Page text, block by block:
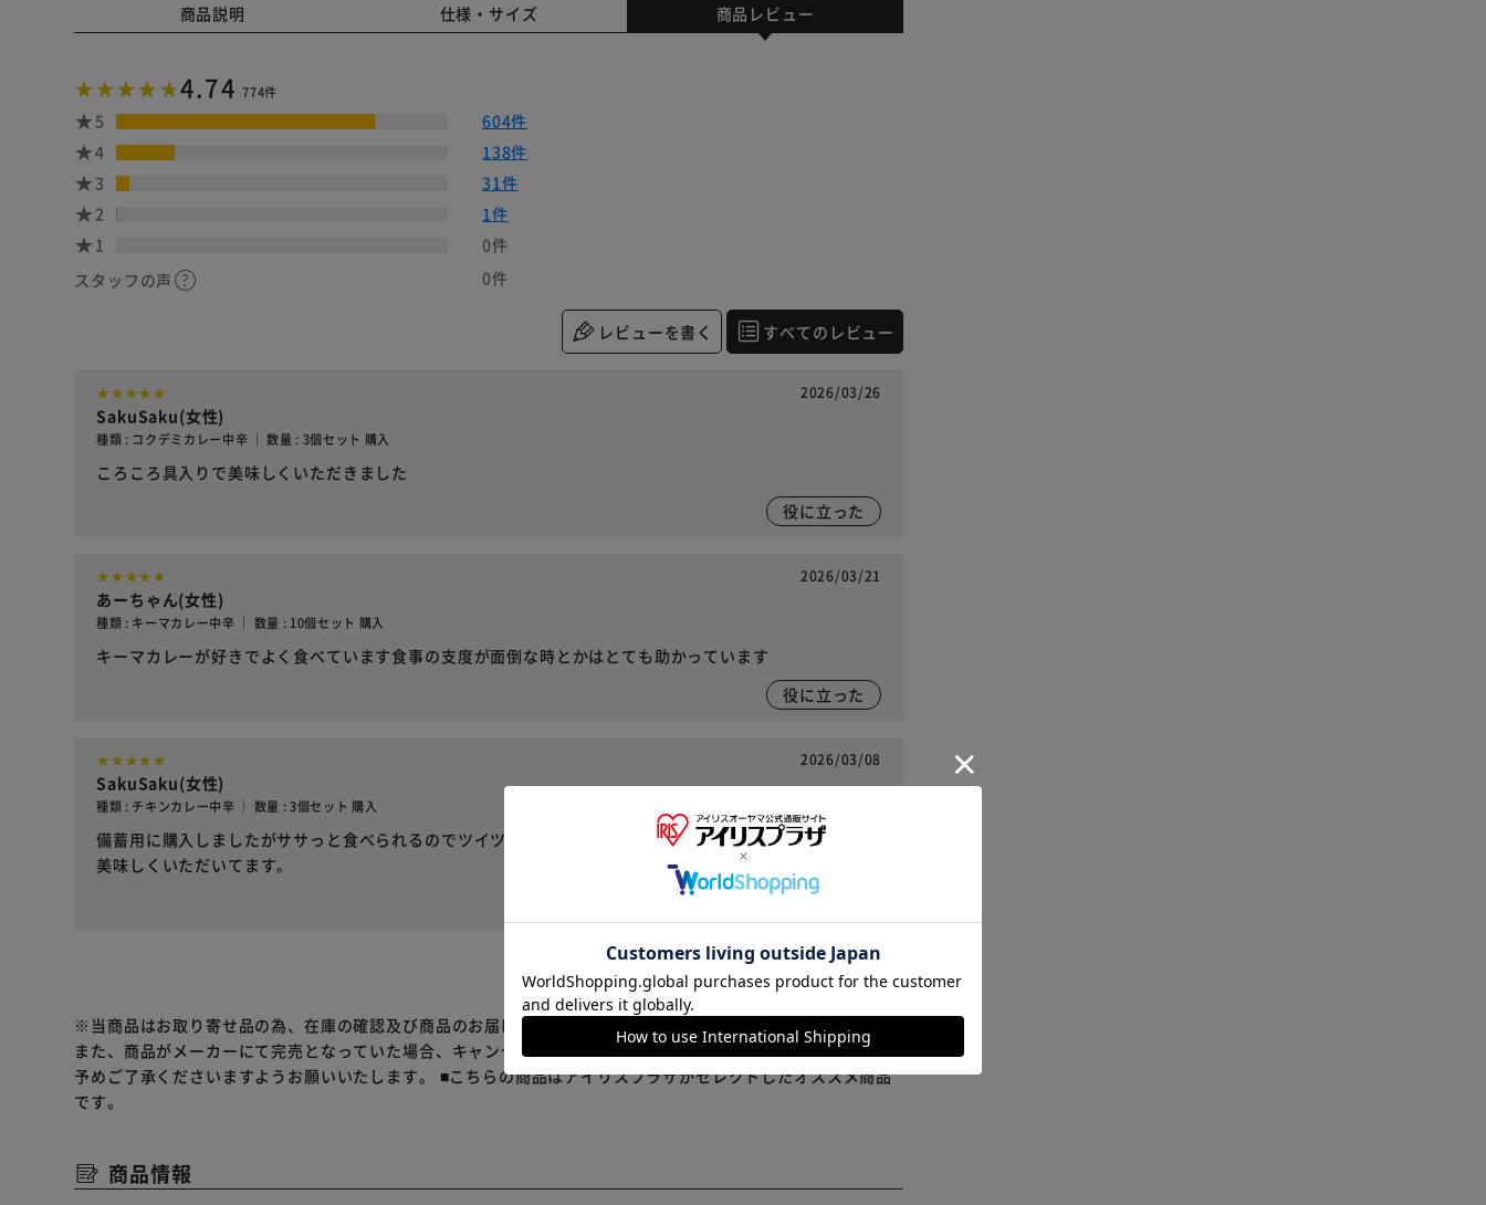
商品説明 仕様・サイズ 商品レビュー
4.74 774件
5
604件
4
138件
3
31件
2
1件
1
0件
スタッフの声
0件
レビューを書く すべてのレビュー
2026/03/26
SakuSaku(女性)
種類 : コクデミカレー中辛 ｜ 数量 : 3個セット 購入
ころころ具入りで美味しくいただきました
役に立った
2026/03/21
あーちゃん(女性)
種類 : キーマカレー中辛 ｜ 数量 : 10個セット 購入
キーマカレーが好きでよく食べています食事の支度が面倒な時とかはとても助かっています
役に立った
2026/03/08
SakuSaku(女性)
種類 : チキンカレー中辛 ｜ 数量 : 3個セット 購入
備蓄用に購入しましたがササっと食べられるのでツイツイ手が伸びてしまいます。少しスパイス感があり
美味しくいただいてます。
※当商品はお取り寄せ品の為、在庫の確認及び商品のお届けまでお時間を頂く場合がございます。
また、商品がメーカーにて完売となっていた場合、キャンセル又は注文内容の変更をお願いいたしております。
予めご了承くださいますようお願いいたします。 ■こちらの商品はアイリスプラザがセレクトしたオススメ商品
です。
商品情報
※ご確認ください